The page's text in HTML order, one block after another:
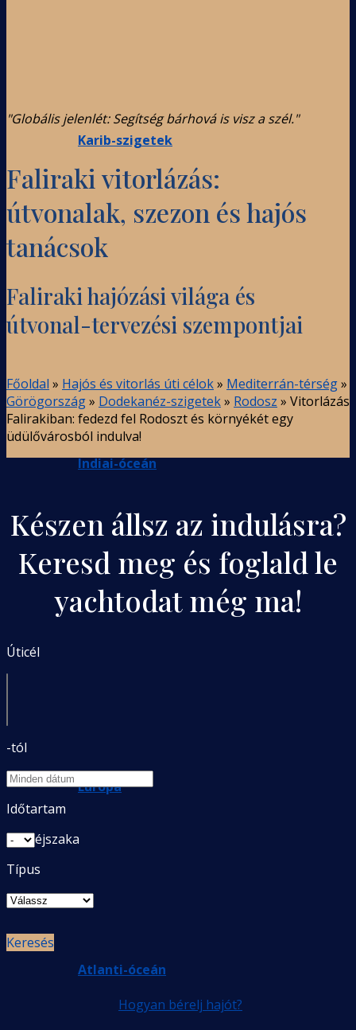
Karib-szigetek
Indiai-óceán
Európa
Atlanti-óceán
"Globális jelenlét: Segítség bárhová is visz a szél."
Faliraki vitorlázás:
útvonalak, szezon és hajós
tanácsok
Faliraki hajózási világa és
útvonal-tervezési szempontjai
Főoldal » Hajós és vitorlás úti célok» Mediterrán-térség»
Görögország» Dodekanéz-szigetek» Rodosz » Vitorlázás
Falirakiban: fedezd fel Rodoszt és környékét egy
üdülővárosból indulva!
Készen állsz az indulásra?
Keresd meg és foglald le
yachtodat még ma!
Úticél
-tól
Időtartam
éjszaka
Típus
Keresés
Hogyan bérelj hajót?